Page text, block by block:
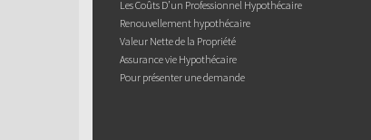
Les Coûts D’un Professionnel Hypothécaire
Renouvellement hypothécaire
Valeur Nette de la Propriété
Assurance vie Hypothécaire
Pour présenter une demande